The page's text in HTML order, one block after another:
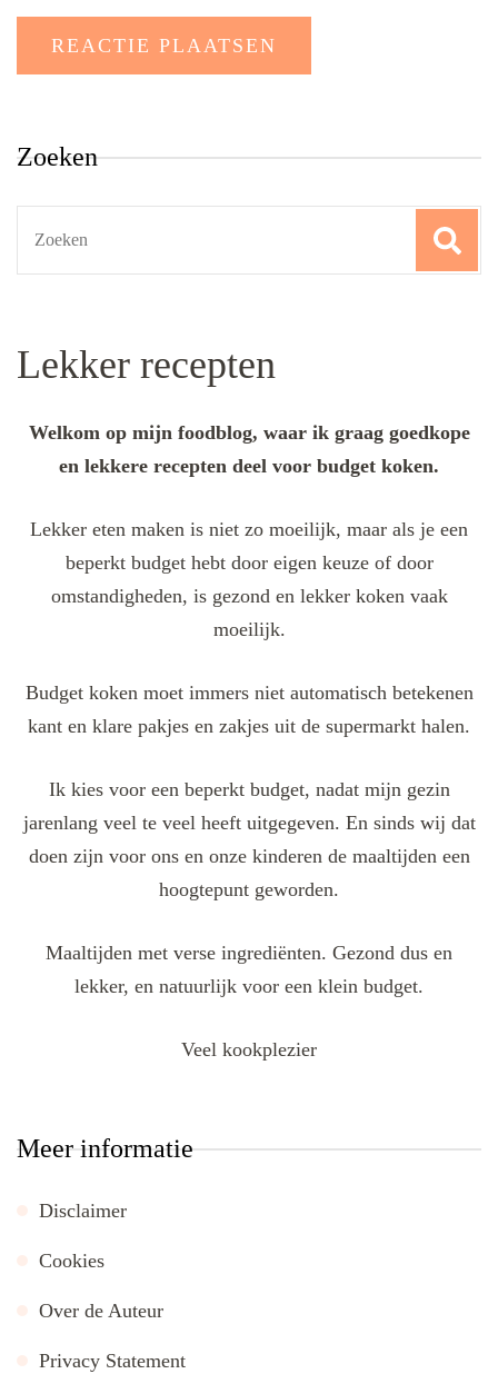
Zoeken
Lekker recepten
Welkom op mijn foodblog, waar ik graag goedkope
en lekkere recepten deel voor budget koken.
Lekker eten maken is niet zo moeilijk, maar als je een
beperkt budget hebt door eigen keuze of door
omstandigheden, is gezond en lekker koken vaak
moeilijk.
Budget koken moet immers niet automatisch betekenen
kant en klare pakjes en zakjes uit de supermarkt halen.
Ik kies voor een beperkt budget, nadat mijn gezin
jarenlang veel te veel heeft uitgegeven. En sinds wij dat
doen zijn voor ons en onze kinderen de maaltijden een
hoogtepunt geworden.
Maaltijden met verse ingrediënten. Gezond dus en
lekker, en natuurlijk voor een klein budget.
Veel kookplezier
Meer informatie
Disclaimer
Cookies
Over de Auteur
Privacy Statement